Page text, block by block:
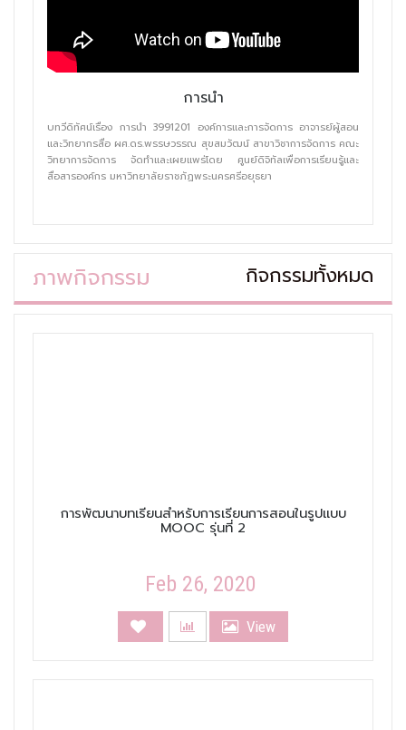
การนำ
บทวีดิทัศน์เรื่อง การนำ 3991201 องค์การและการจัดการ อาจารย์ผู้สอน
และวิทยากรสื่อ ผศ.ดร.พรรษวรรณ สุขสมวัฒน์ สาขาวิชาการจัดการ คณะ
วิทยาการจัดการ จัดทำและเผยแพร่โดย ศูนย์ดิจิทัลเพื่อการเรียนรู้และ
สื่อสารองค์กร มหาวิทยาลัยราชภัฏพระนครศรีอยุธยา
ภาพกิจกรรม กิจกรรมทั้งหมด
การพัฒนาบทเรียนสำหรับการเรียนการสอนในรูปแบบ
MOOC รุ่นที่ 2
Feb 26, 2020
View